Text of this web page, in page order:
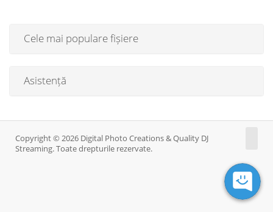
Cele mai populare fișiere
Asistență
Copyright © 2026 Digital Photo Creations & Quality DJ
Streaming. Toate drepturile rezervate.